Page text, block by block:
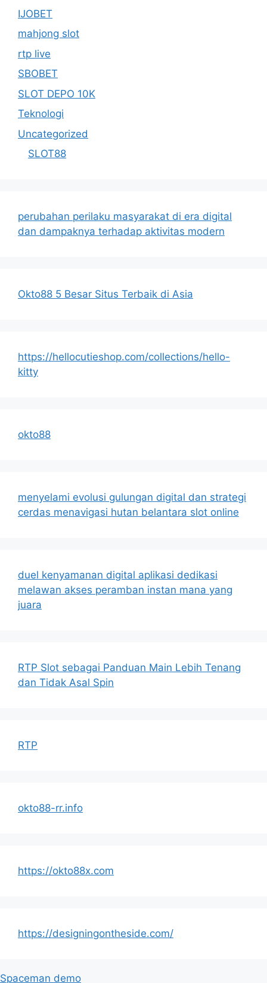
IJOBET
mahjong slot
rtp live
SBOBET
SLOT DEPO 10K
Teknologi
Uncategorized
SLOT88
perubahan perilaku masyarakat di era digital
dan dampaknya terhadap aktivitas modern
Okto88 5 Besar Situs Terbaik di Asia
https://hellocutieshop.com/collections/hello-
kitty
okto88
menyelami evolusi gulungan digital dan strategi
cerdas menavigasi hutan belantara slot online
duel kenyamanan digital aplikasi dedikasi
melawan akses peramban instan mana yang
juara
RTP Slot sebagai Panduan Main Lebih Tenang
dan Tidak Asal Spin
RTP
okto88-rr.info
https://okto88x.com
https://designingontheside.com/
Spaceman demo